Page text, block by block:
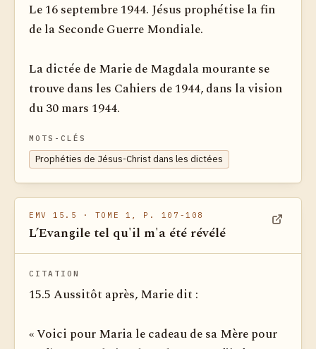
Le 16 septembre 1944. Jésus prophétise la fin
de la Seconde Guerre Mondiale.
La dictée de Marie de Magdala mourante se
trouve dans les Cahiers de 1944, dans la vision
du 30 mars 1944.
MOTS-CLÉS
Prophéties de Jésus-Christ dans les dictées
EMV 15.5 · TOME 1, P. 107-108
L’Evangile tel qu'il m'a été révélé
CITATION
15.5 Aussitôt après, Marie dit :
« Voici pour Maria le cadeau de sa Mère pour